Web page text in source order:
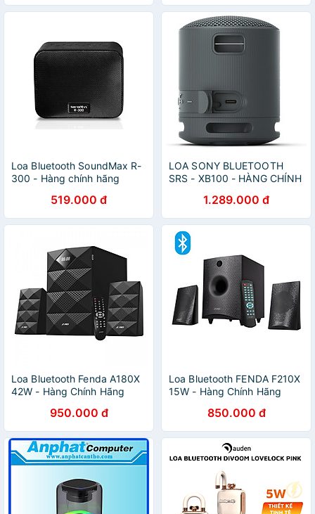
Loa Bluetooth SoundMax R-
300 - Hàng chính hãng
519.000 đ
LOA SONY BLUETOOTH
SRS - XB100 - HÀNG CHÍNH
1.289.000 đ
Loa Bluetooth Fenda A180X
42W - Hàng Chính Hãng
950.000 đ
Loa Bluetooth FENDA F210X
15W - Hàng Chính Hãng
850.000 đ